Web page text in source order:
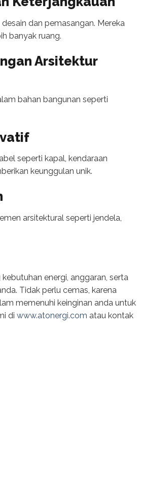
dan pemasangan. Mereka
banyak ruang.
Arsitektur
bahan bangunan seperti
seperti kapal, kendaraan
keunggulan unik.
arsitektural seperti jendela,
energi, anggaran, serta
Tidak perlu cemas, karena
memenuhi keinginan anda untuk
di www.atonergi.com atau kontak